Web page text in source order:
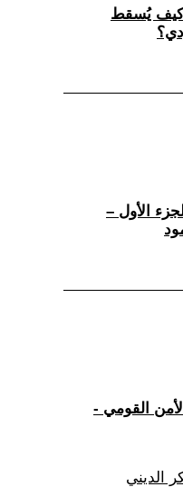
كيف يُسقط
الأول –
القومي -
الديني